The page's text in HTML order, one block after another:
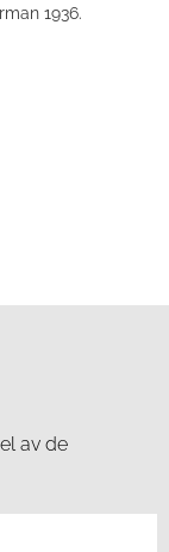
1936.
av de